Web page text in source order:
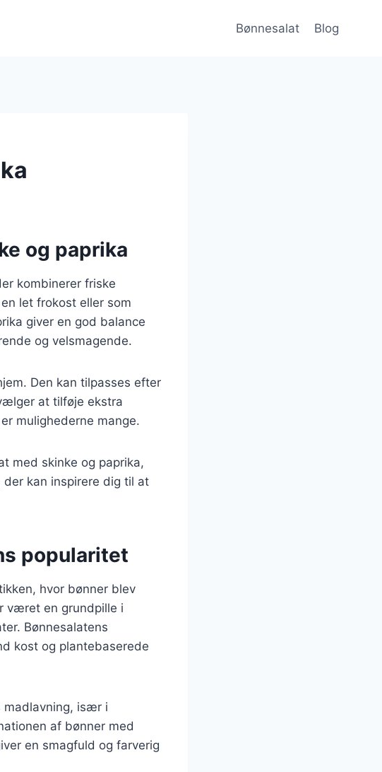
Bønnesalat Blog
og paprika
kombinerer friske
let frokost eller som
giver en god balance
og velsmagende.
Den kan tilpasses efter
at tilføje ekstra
mulighederne mange.
med skinke og paprika,
kan inspirere dig til at
popularitet
hvor bønner blev
været en grundpille i
Bønnesalatens
kost og plantebaserede
madlavning, især i
af bønner med
en smagfuld og farverig